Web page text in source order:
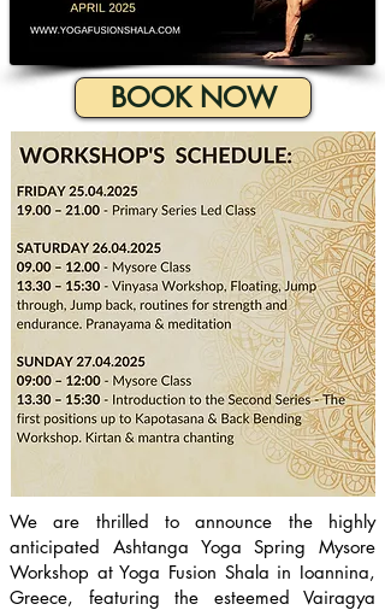
BOOK NOW
We are thrilled to announce the highly
anticipated Ashtanga Yoga Spring Mysore
Workshop at Yoga Fusion Shala in Ioannina,
Greece, featuring the esteemed Vairagya